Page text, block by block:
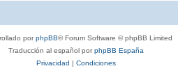
porphpBB® Forum Software © phpBB Limited
Traducción al español porphpBB España
Privacidad | Condiciones